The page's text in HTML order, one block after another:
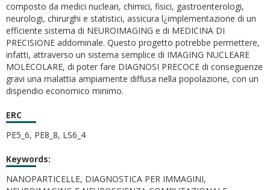
composto da medici nucleari, chimici, fisici, gastroenterologi,
neurologi, chirurghi e statistici, assicura l¿implementazione di un
efficiente sistema di NEUROIMAGING e di MEDICINA DI
PRECISIONE addominale. Questo progetto potrebbe permettere,
infatti, attraverso un sistema semplice di IMAGING NUCLEARE
MOLECOLARE, di poter fare DIAGNOSI PRECOCE di conseguenze
gravi una malattia ampiamente diffusa nella popolazione, con un
dispendio economico minimo.
ERC
PE5_6, PE8_8, LS6_4
Keywords:
NANOPARTICELLE, DIAGNOSTICA PER IMMAGINI,